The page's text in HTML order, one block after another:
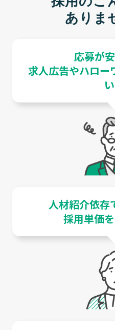
ありま
応募が安
求人広告やハロー
人材紹介依存
採用単価